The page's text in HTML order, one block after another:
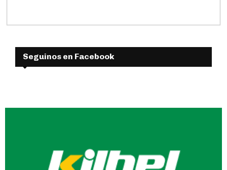
Seguinos en Facebook